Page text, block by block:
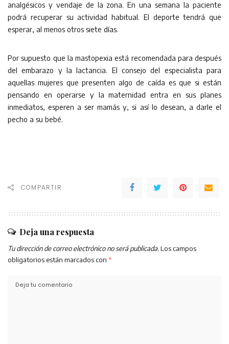
analgésicos y vendaje de la zona. En una semana la paciente
podrá recuperar su actividad habitual. El deporte tendrá que
esperar, al menos otros siete días.
Por supuesto que la mastopexia está recomendada para después
del embarazo y la lactancia. El consejo del especialista para
aquellas mujeres que presenten algo de caída es que si están
pensando en operarse y la maternidad entra en sus planes
inmediatos, esperen a ser mamás y, si así lo desean, a darle el
pecho a su bebé.
COMPARTIR
Deja una respuesta
Tu dirección de correo electrónico no será publicada. Los campos
obligatorios están marcados con *